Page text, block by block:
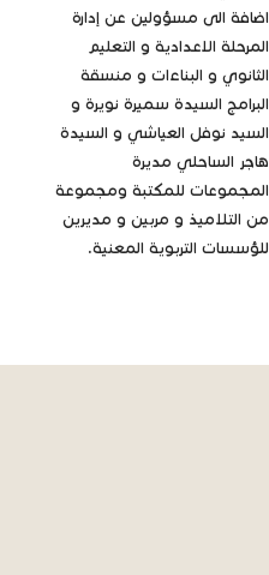
اضافة الى مسؤولين عن إدارة
المرحلة الاعدادية و التعليم
الثانوي و البناءات و منسقة
البرامج السيدة سميرة نويرة و
السيد نوفل العياشي و السيدة
هاجر الساحلي مديرة
المجموعات للمكتبة ومجموعة
من التلاميذ و مربين و مديرين
للؤسسات التربوية المعنية.